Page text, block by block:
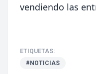
vendiendo las
ETIQUETAS:
#NOTICIAS